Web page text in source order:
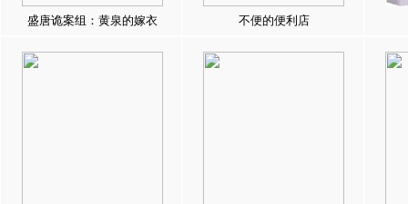
盛唐诡案组：黄泉的嫁衣 不便的便利店